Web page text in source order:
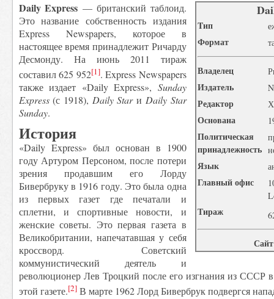
Tип
Формат
Владелец
Издатель
Редактор
Основана
Политическая
принадлежность
Язык
Главный офис
Тираж
Daily Express — британский таблоид.
Это название собственность издания
Express Newspapers, которое в
настоящее время принадлежит Ричарду
Десмонду. На июнь 2011 тираж
составил 625 952[1]. Express Newspapers
также издает «Daily Express», Sunday
Express(с 1918), Daily Starи Daily Star
Sunday.
История
«Daily Express» был основан в 1900
году Артуром Персоном, после потери
зрения продавшим его Лорду
Бивербруку в 1916 году. Это была одна
из первых газет где печатали и
сплетни, и спортивные новости, и
женские советы. Это первая газета в
Великобритании, напечатавшая у себя
кроссворд. Советский
коммунистический деятель и
революционер Лев Троцкий после его изгнания из СССР в
этой газете.[2]В марте 1962 Лорд Бивербрук подвергся